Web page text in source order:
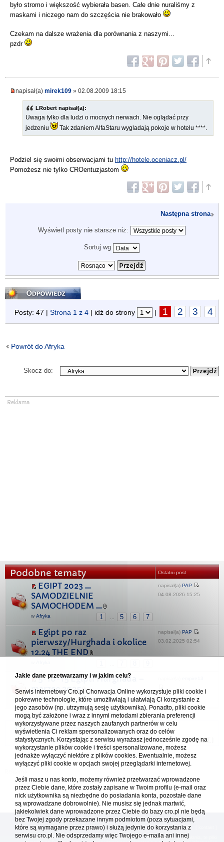
było stromo i większość wybierała basen. Całe dnie nuraliśmy z
maskami i niczego nam do szczęścia nie brakowało
Czekam na dalsze wrażenia dla porównania z naszymi...
pzdr
napisał(a) mirek109 » 02.08.2009 18:15
LRobert napisał(a):
Uwaga tylko dla ludzi o mocnych nerwach. Nie oglądać przy
jedzeniu
Tak zdaniem AlfaStaru wygladają pokoje w hotelu ****.
Podziel się swoimi obserwacjami tu http://hotele.oceniacz.pl/
Pomożesz nie tylko CROentuzjastom
Następna strona
Wyświetl posty nie starsze niż:
Sortuj wg
Odpowiedz
Posty: 47 | Strona 1 z 4 | idź do strony | 1 2 3 4
Powrót do Afryka
Skocz do:
Podobne tematy Ostatni post
EGIPT 2023 ...
SAMODZIELNIE
SAMOCHODEM ...
1 5 6 7
w Afryka
napisał(a) PAP
04.08.2026 15:25
Egipt po raz
pierwszy/Hurghada i okolice
12.24 THE END
napisał(a) PAP
03.02.2025 02:54
5-10-15 Egipt! Hurghada –
marzec 2025
1 2
wAfryka 29.04.2025 22:26
Forum Chorwacja Online - Cro.pl
Usuń ciasteczka• Strefa czasowa: UTC + 1 (Polska - czas zimowy) [ DST
[reklama ] [
Platforma cro.pl© Chorwacja online™ wykorzystuje cookies do prawidłowego działania, te pliki
Jakie dane przetwarzamy i w jakim celu?
Serwis internetowy Cro.pl Chorwacja Online wykorzystuje pliki cookie i
pokrewne technologie, które umożliwiają i ułatwiają Ci korzystanie z
jego zasobów (np. utrzymują sesję użytkownika). Ponadto, pliki cookie
mogą być założone i wraz z innymi metodami zbierania preferencji
wykorzystywane przez naszych zaufanych partnerów w celu
wyświetlenia Ci reklam spersonalizowanych oraz do celów
statystycznych. Korzystając z serwisu wyrażasz jednocześnie zgodę na
wykorzystanie plików cookie i treści spersonalizowane, możesz
jednakże wyłączyć niektóre z plików cookies. Ewentualnie, możesz
wyłączyć pliki cookie w opcjach swojej przeglądarki internetowej.
Jeśli masz u nas konto, możemy również przetwarzać wprowadzone
przez Ciebie dane, które zostały zapisane w Twoim profilu (e-mail oraz
nick użytkownika są niezbędne do posiadania konta, pozostałe dane
są wprowadzane dobrowolnie). Nie musisz się jednak martwić,
jakiekolwiek dane wprowadzone przez Ciebie do bazy cro.pl nie będą
bez Twojej zgody przekazane innym podmiotom (poza sytuacjami,
które są wymagane przez prawo) i służą jedynie do korzystania z
serwisu cro.pl. Nie odsprzedamy więc Twojego e-maila ani innej